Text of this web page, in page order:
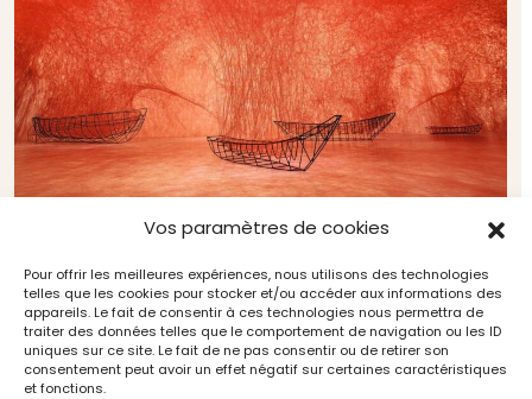
Vos paramètres de cookies
Pour offrir les meilleures expériences, nous utilisons des technologies
telles que les cookies pour stocker et/ou accéder aux informations des
appareils. Le fait de consentir à ces technologies nous permettra de
traiter des données telles que le comportement de navigation ou les ID
uniques sur ce site. Le fait de ne pas consentir ou de retirer son
consentement peut avoir un effet négatif sur certaines caractéristiques
et fonctions.
Chiharu Shiota déroule les fils de son âme au
Grand Palais
Expositions Exclu web Art